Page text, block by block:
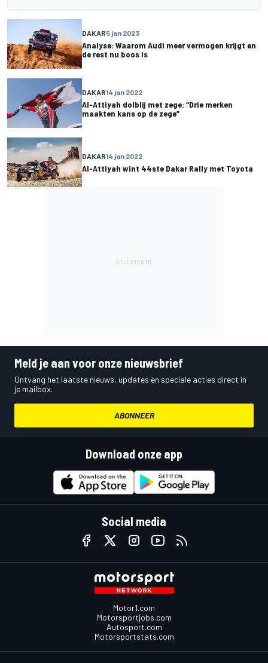
DAKAR5 jan 2023
Analyse: Waarom Audi meer vermogen krijgt en
de rest nu boos is
DAKAR14 jan 2022
Al-Attiyah dolblij met zege: “Drie merken
maakten kans op de zege”
DAKAR14 jan 2022
Al-Attiyah wint 44ste Dakar Rally met Toyota
Meld je aan voor onze nieuwsbrief
Ontvang het laatste nieuws, updates en speciale acties direct in
je mailbox.
ABONNEER
Download onze app
Social media
Motor1.com
Motorsportjobs.com
Autosport.com
Motorsportstats.com